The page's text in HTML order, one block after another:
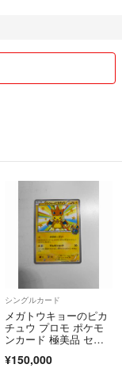
シングルカード
メガトウキョーのピカ
チュウ プロモ ポケモ
ンカード 極美品 セン
¥150,000